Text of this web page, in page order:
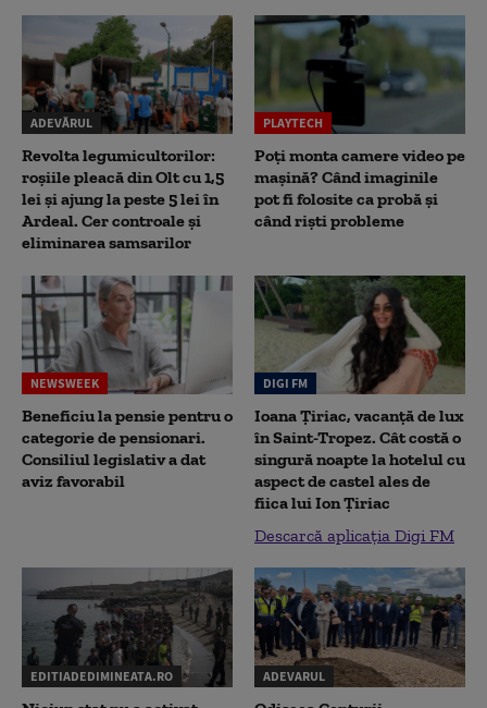
ADEVĂRUL
Revolta legumicultorilor:
roșiile pleacă din Olt cu 1,5
lei și ajung la peste 5 lei în
Ardeal. Cer controale și
eliminarea samsarilor
PLAYTECH
Poți monta camere video pe
mașină? Când imaginile
pot fi folosite ca probă și
când riști probleme
NEWSWEEK
Beneficiu la pensie pentru o
categorie de pensionari.
Consiliul legislativ a dat
aviz favorabil
DIGI FM
Ioana Țiriac, vacanță de lux
în Saint-Tropez. Cât costă o
singură noapte la hotelul cu
aspect de castel ales de
fiica lui Ion Țiriac
Descarcă aplicația Digi FM
EDITIADEDIMINEATA.RO ADEVARUL